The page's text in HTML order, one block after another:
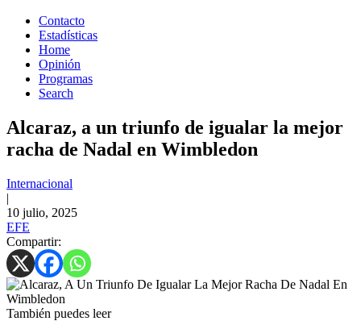
Contacto
Estadísticas
Home
Opinión
Programas
Search
Alcaraz, a un triunfo de igualar la mejor
racha de Nadal en Wimbledon
Internacional
|
10 julio, 2025
EFE
Compartir:
También puedes leer